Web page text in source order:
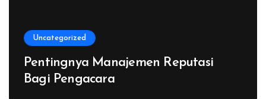
Uncategorized
Pentingnya Manajemen Reputasi
Bagi Pengacara